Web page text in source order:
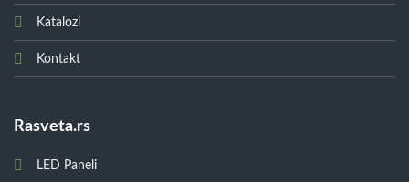
Katalozi
Kontakt
Rasveta.rs
LED Paneli